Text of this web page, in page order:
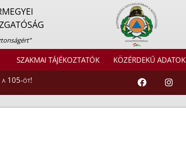
SZAKMAI TÁJÉKOZTATÓK KÖZÉRDEKŰ ADATOK
a 105-öt!